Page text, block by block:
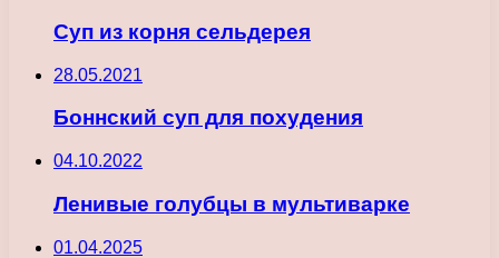
Суп из корня сельдерея
28.05.2021
Боннский суп для похудения
04.10.2022
Ленивые голубцы в мультиварке
01.04.2025